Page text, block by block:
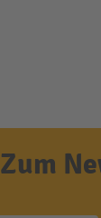
Zum